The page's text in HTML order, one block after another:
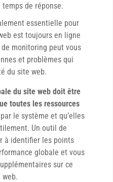
de réponse.
essentielle pour
est toujours en ligne
monitoring peut vous
et problèmes qui
du site web.
du site web doit être
toutes les ressources
le système et qu’elles
Un outil de
à identifier les points
globale et vous
sur ce